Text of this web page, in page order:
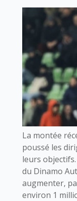
La montée
poussé les
leurs
du Dinamo
augmenter,
environ 1